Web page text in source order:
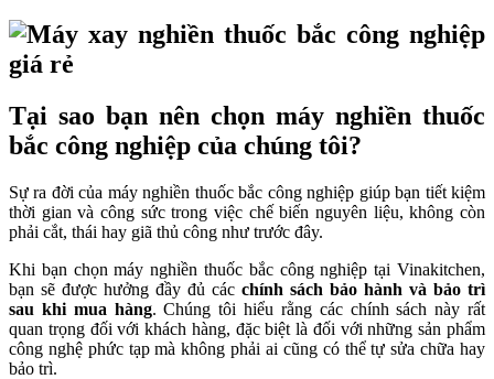
Tại sao bạn nên chọn máy nghiền thuốc
bắc công nghiệp của chúng tôi?
Sự ra đời của máy nghiền thuốc bắc công nghiệp giúp bạn tiết kiệm
thời gian và công sức trong việc chế biến nguyên liệu, không còn
phải cắt, thái hay giã thủ công như trước đây.
Khi bạn chọn máy nghiền thuốc bắc công nghiệp tại Vinakitchen,
bạn sẽ được hưởng đầy đủ các chính sách bảo hành và bảo trì
sau khi mua hàng. Chúng tôi hiểu rằng các chính sách này rất
quan trọng đối với khách hàng, đặc biệt là đối với những sản phẩm
công nghệ phức tạp mà không phải ai cũng có thể tự sửa chữa hay
bảo trì.